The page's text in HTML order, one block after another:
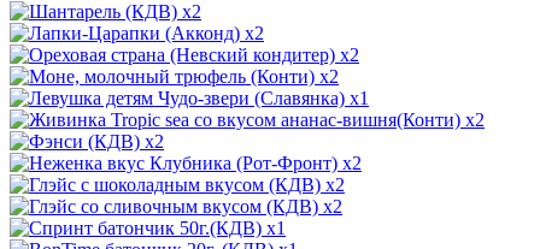
x2
x2
x2
x2
x1
x2
x2
x2
x2
x2
x1